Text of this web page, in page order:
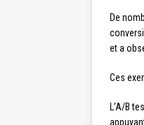
De
et a
Ces
L’A/B